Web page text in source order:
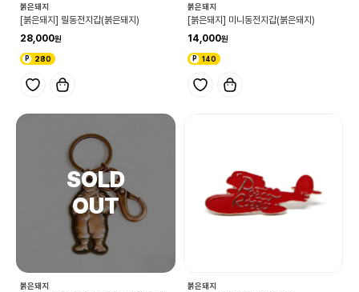
붉은돼지
[붉은돼지] 릴동전지갑(붉은돼지)
28,000
280
붉은돼지
[붉은돼지] 미니동전지갑(붉은돼지)
14,000
140
붉은돼지 붉은돼지